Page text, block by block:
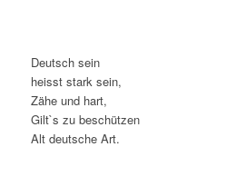
Deutsch sein
heisst stark sein,
Zähe und hart,
Gilt`s zu beschützen
Alt deutsche Art.